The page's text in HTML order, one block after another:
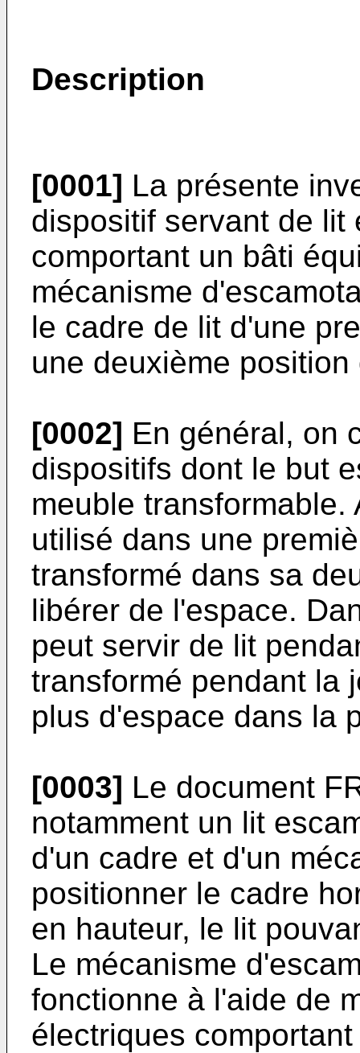
Description
[0001] La présente
dispositif servant de lit
comportant un bâti
mécanisme
le cadre de lit d'une
une deuxième
[0002] En général, on
dispositifs dont le but
meuble
utilisé dans une
transformé dans sa
libérer de l'espace.
peut servir de lit
transformé pendant la
plus d'espace dans la
[0003] Le document
notamment un lit
d'un cadre et d'un
positionner le cadre
en hauteur, le lit
Le mécanisme
fonctionne à l'aide de
électriques